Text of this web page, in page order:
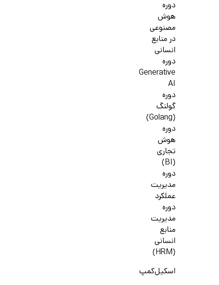
دوره
هوش
مصنوعی
در منابع
انسانی
دوره
Generative
AI
دوره
گولنگ
(Golang)
دوره
هوش
تجاری
(BI)
دوره
مدیریت
عملکرد
دوره
مدیریت
منابع
انسانی
(HRM)
اسکیل‌کمپ